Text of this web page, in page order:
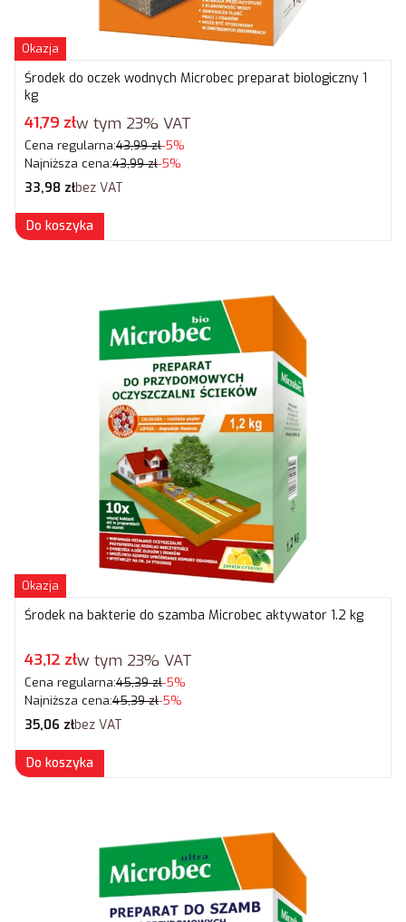
Okazja
Środek do oczek wodnych Microbec preparat biologiczny 1
kg
Cena promocyjna brutto
41,79 złw tym 23% VAT
Cena regularna:43,99 zł-5%
Najniższa cena:43,99 zł-5%
Cena netto
33,98 złbez VAT
Do koszyka
Okazja
Środek na bakterie do szamba Microbec aktywator 1.2 kg
Cena promocyjna brutto
43,12 złw tym 23% VAT
Cena regularna:45,39 zł-5%
Najniższa cena:45,39 zł-5%
Cena netto
35,06 złbez VAT
Do koszyka